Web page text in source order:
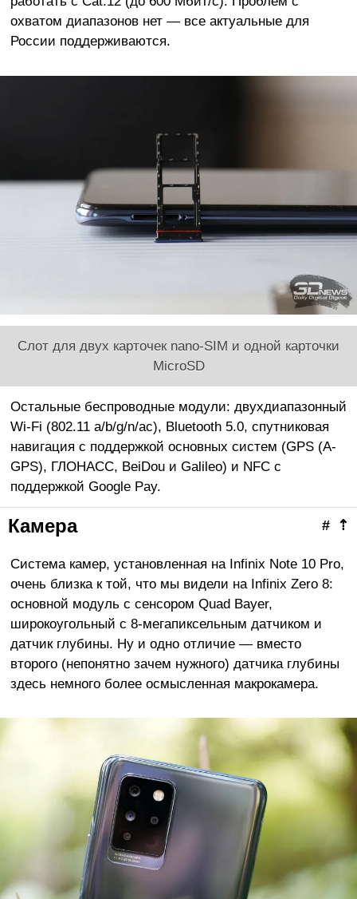
охватом диапазонов нет — все актуальные для
России поддерживаются.
Слот для двух карточек nano-SIM и одной карточки
MicroSD
Остальные беспроводные модули: двухдиапазонный
Wi-Fi (802.11 a/b/g/n/ac), Bluetooth 5.0, спутниковая
навигация с поддержкой основных систем (GPS (A-
GPS), ГЛОНАСС, BeiDou и Galileo) и NFC c
поддержкой Google Pay.
⇡
#
Камера
Система камер, установленная на Infinix Note 10 Pro,
очень близка к той, что мы видели на Infinix Zero 8:
основной модуль с сенсором Quad Bayer,
широкоугольный с 8-мегапиксельным датчиком и
датчик глубины. Ну и одно отличие — вместо
второго (непонятно зачем нужного) датчика глубины
здесь немного более осмысленная макрокамера.